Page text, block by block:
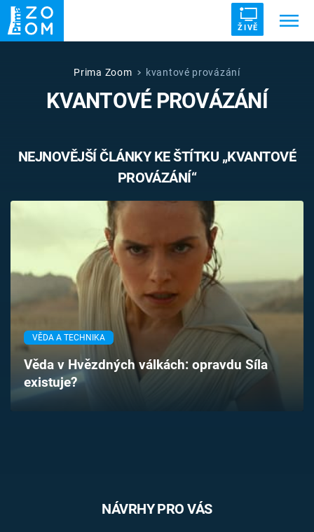
ŽIVĚ
ZRÁDCI UFO DRUHÁ SVĚTOVÁ VÁLKA
ZÁHADY VETŘELCI DÁVNOVĚKU
TV Program
Časopis
Sledujte prima+
Prima Zoom kvantové provázání
KVANTOVÉ PROVÁZÁNÍ
NEJNOVĚJŠÍ ČLÁNKY KE ŠTÍTKU „KVANTOVÉ
PROVÁZÁNÍ“
VĚDA A TECHNIKA
Věda v Hvězdných válkách: opravdu Síla
existuje?
NÁVRHY PRO VÁS